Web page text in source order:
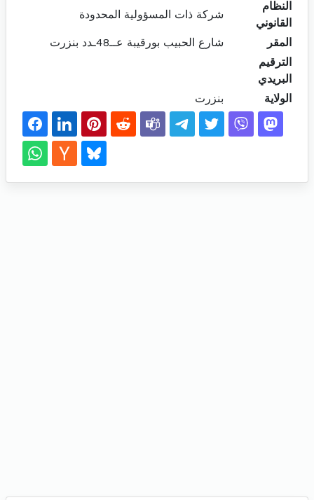
النظام
القانوني
شركة ذات المسؤولية المحدودة
المقر
شارع الحبيب بورقيبة عــ48ـدد بنزرت
الترقيم
البريدي
الولاية
بنزرت